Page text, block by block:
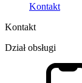
Kontakt
Kontakt
Dział obsługi